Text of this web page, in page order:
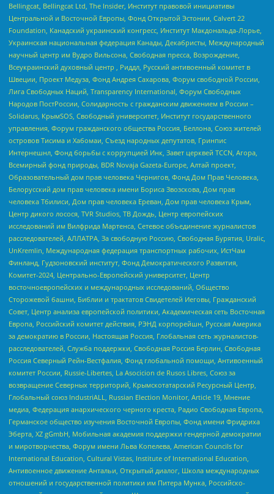
Bellingcat, Bellingcat Ltd, The Insider, Институт правовой инициативы
Центральной и Восточной Европы, Фонд Открытой Эстонии, Calvert 22
Foundation, Канадский украинский конгресс, Институт Макдональда-Лорье,
Украинская национальная федерация Канады, Декабристы, Международный
научный центр им Вудро Вильсона, Свободная пресса, Возрождение,
Всеукраинский духовный центр , Риддл, Русский антивоенный комитет в
Швеции, Проект Медуза, Фонд Андрея Сахарова, Форум свободной России,
Лига Свободных Наций, Transparеncy International, Форум Свободных
Народов ПостРоссии, Солидарность с гражданским движением в России –
Solidarus, КрымSOS, Свободный университет, Институт государственного
управления, Форум гражданского общества Россия, Беллона, Союз жителей
островов Тисима и Хабомаи, Съезд народных депутатов, Гринпис
Интернешнл, Фонд борьбы с коррупцией Инк, Завет церквей TCCN, Агора,
Всемирный фонд природы, BDR Novaja Gazeta-Europe, Алтай проект,
Образовательный дом прав человека Чернигов, Фонд Дом Прав Человека,
Белорусский дом прав человека имени Бориса Звозскова, Дом прав
человека Тбилиси, Дом прав человека Ереван, Дом прав человека Крым,
Центр дикого лосося, TVR Studios, ТВ Дождь, Центр европейских
исследований им Вилфрида Мартенса, Сетевое объединение журналистов
расследователей, АЛЛАТРА, За свободную Россию, Свободная Бурятия, Uralic,
UnKremlin, Международная федерация транспортных рабочих, ИстЧам
Финланд, Гудзоновский институт, Фонд Демократического Развития,
Комитет-2024, Центрально-Европейский университет, Центр
восточноевропейских и международных исследований, Общество
Сторожевой башни, Библии и трактатов Свидетелей Иеговы, Гражданский
Совет, Центр анализа европейской политики, Академическая сеть Восточная
Европа, Российский комитет действия, РЭНД корпорейшн, Русская Америка
за демократию в России, Настоящая Россия, Глобальная сеть журналистов-
расследователей, Служба поддержки, Свободная Россия Берлин, Свободная
Россия Северный Рейн-Вестфалия, Фонд глобальной помощи, Антивоенный
комитет России, Russie-Libertes, La Asocicion de Rusos Libres, Союз за
возвращение Северных территорий, Крымскотатарский Ресурсный Центр,
Глобальный союз IndustriALL, Russian Election Monitor, Article 19, Мнение
медиа, Федерация анархического черного креста, Радио Свободная Европа,
Германское общество изучения Восточной Европы, Фонд имени Фридриха
Эберта, XZ gGmbH, Мобильная академия поддержки гендерной демократии
и миротворчества, Форум имени Льва Копелева, American Councils for
International Education, Cultural Vistas, Institute of International Education,
Антивоенное движение Антальи, Открытый диалог, Школа международных
отношений и государственной политики им Питера Мунка, Российско-